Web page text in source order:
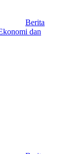
Berita
dan